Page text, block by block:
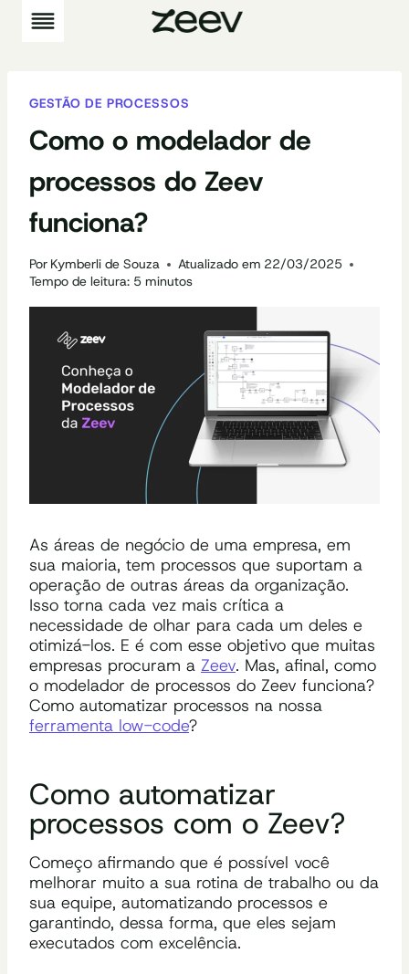
Pular
para
GESTÃO DE PROCESSOS
Como o modelador de
processos do Zeev
funciona?
Por Kymberli de Souza Atualizado em 22/03/2025
Tempo de leitura: 5 minutos
As áreas de negócio de uma empresa, em
sua maioria, tem processos que suportam a
operação de outras áreas da organização.
Isso torna cada vez mais crítica a
necessidade de olhar para cada um deles e
otimizá-los. E é com esse objetivo que muitas
empresas procuram a Zeev. Mas, afinal, como
o modelador de processos do Zeev funciona?
Como automatizar processos na nossa
ferramenta low-code?
Como automatizar
processos com o Zeev?
Começo afirmando que é possível você
melhorar muito a sua rotina de trabalho ou da
sua equipe, automatizando processos e
garantindo, dessa forma, que eles sejam
executados com excelência.